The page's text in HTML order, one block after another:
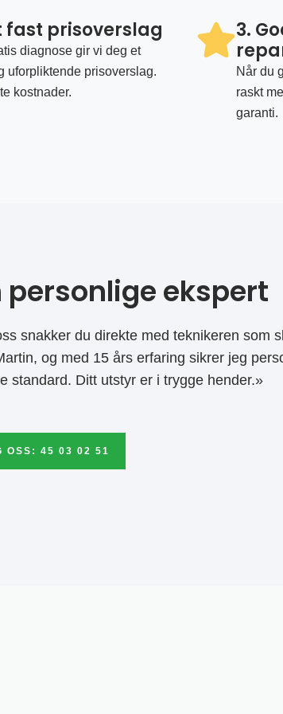
fast prisoverslag
diagnose gir vi deg et
uforpliktende prisoverslag.
kostnader.
3.
Når du
raskt
garanti.
personlige ekspert
snakker du direkte med teknikeren som
og med 15 års erfaring sikrer jeg
standard. Ditt utstyr er i trygge hender.»
OSS: 45 03 02 51